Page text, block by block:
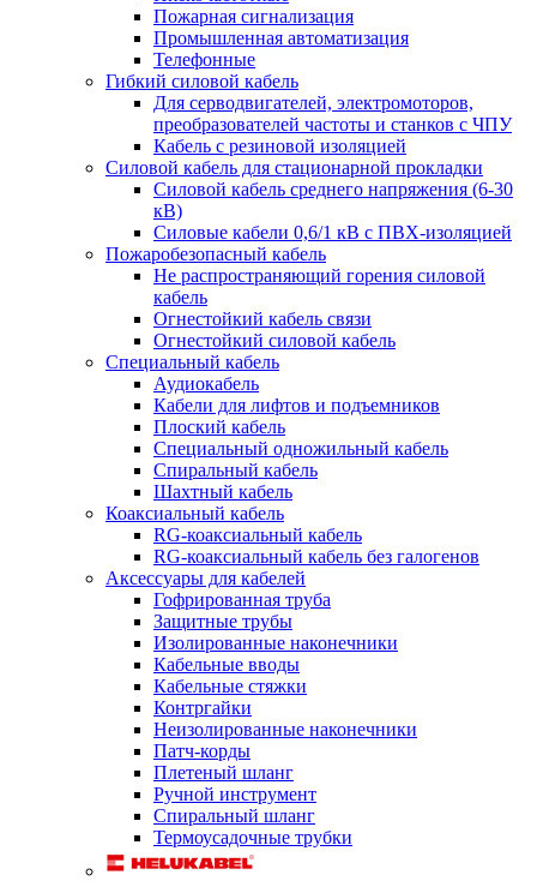
Пожарная сигнализация
Промышленная автоматизация
Телефонные
Гибкий силовой кабель
Для серводвигателей, электромоторов,
преобразователей частоты и станков с ЧПУ
Кабель с резиновой изоляцией
Силовой кабель для стационарной прокладки
Силовой кабель среднего напряжения (6-30
кВ)
Силовые кабели 0,6/1 кВ с ПВХ-изоляцией
Пожаробезопасный кабель
Не распространяющий горения силовой
кабель
Огнестойкий кабель связи
Огнестойкий силовой кабель
Специальный кабель
Аудиокабель
Кабели для лифтов и подъемников
Плоский кабель
Специальный одножильный кабель
Спиральный кабель
Шахтный кабель
Коаксиальный кабель
RG-коаксиальный кабель
RG-коаксиальный кабель без галогенов
Аксессуары для кабелей
Гофрированная труба
Защитные трубы
Изолированные наконечники
Кабельные вводы
Кабельные стяжки
Контргайки
Неизолированные наконечники
Патч-корды
Плетеный шланг
Ручной инструмент
Спиральный шланг
Термоусадочные трубки